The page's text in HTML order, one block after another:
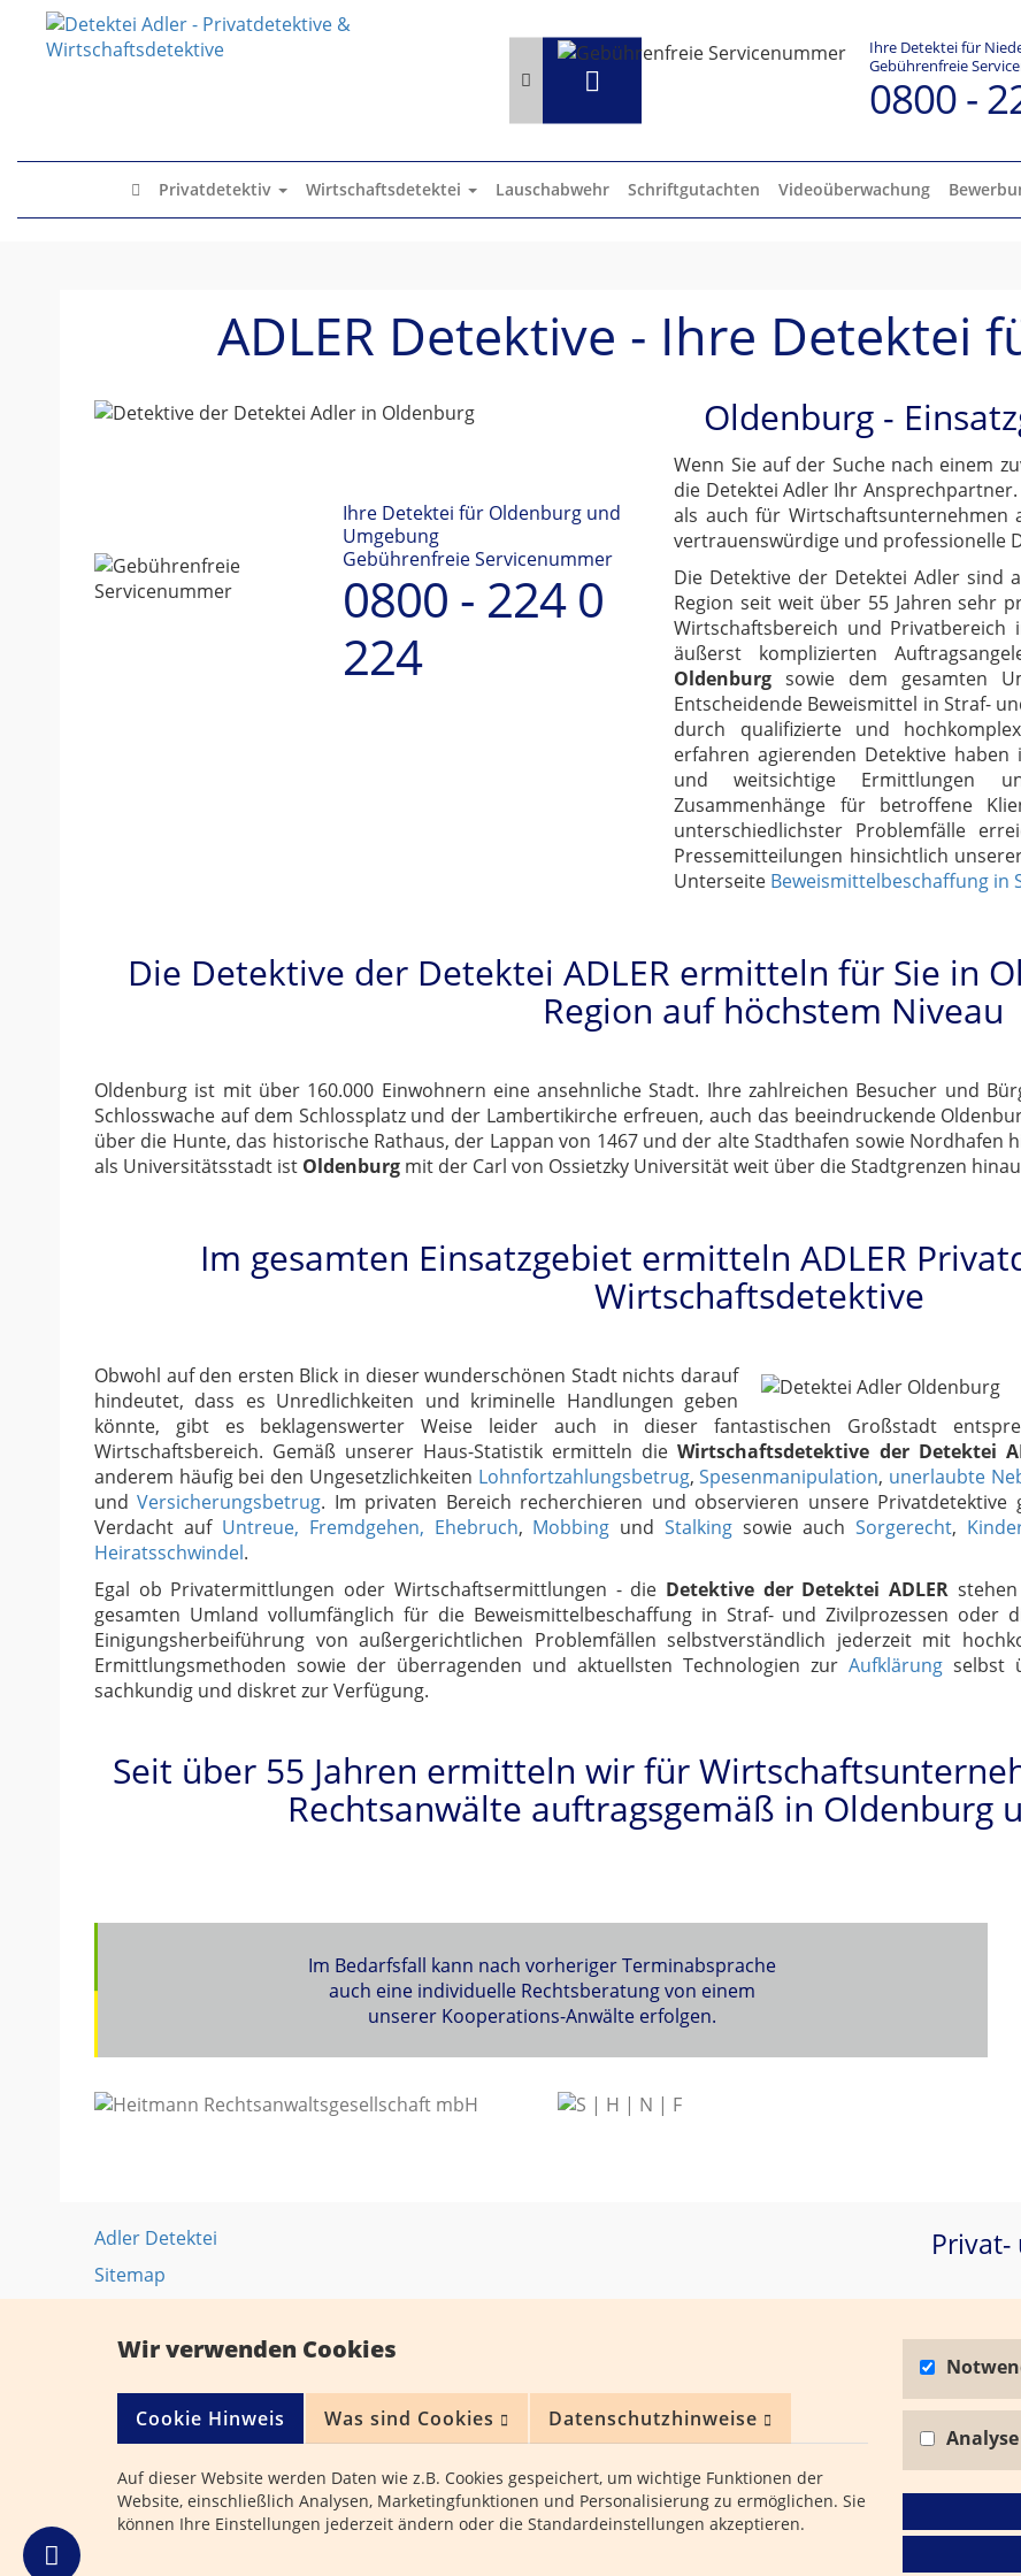
Ihre Detektei für
Gebührenfreie
0800 -
Privatdetektiv Wirtschaftsdetektei Lauschabwehr Schriftgutachten Videoüberwachung
ADLER Detektive - Ihre Detektei
Ihre Detektei für Oldenburg und
Umgebung
Gebührenfreie Servicenummer
0800 - 224 0
224
Oldenburg -
Wenn Sie auf der Suche nach einem
die Detektei Adler Ihr
als auch für Wirtschaftsunternehmen
vertrauenswürdige und professionelle
Die Detektive der Detektei Adler sind
Region seit weit über 55 Jahren sehr
Wirtschaftsbereich und
äußerst komplizierten
Oldenburgsowie dem gesamten
Entscheidende Beweismittel in Straf-
durch qualifizierte und
erfahren agierenden Detektive
und weitsichtige Ermittlungen
Zusammenhänge für betroffene
unterschiedlichster Problemfälle
Pressemitteilungen hinsichtlich
Unterseite Beweismittelbeschaffung in
Die Detektive der Detektei ADLER ermitteln für Sie in
Region auf höchstem Niveau
Oldenburg ist mit über 160.000 Einwohnern eine ansehnliche Stadt. Ihre zahlreichen Besucher und
Schlosswache auf dem Schlossplatz und der Lambertikirche erfreuen, auch das beeindruckende
über die Hunte, das historische Rathaus, der Lappan von 1467 und der alte Stadthafen sowie Nordhafen
als Universitätsstadt ist Oldenburg mit der Carl von Ossietzky Universität weit über die Stadtgrenzen
Im gesamten Einsatzgebiet ermitteln ADLER
Wirtschaftsdetektive
Obwohl auf den ersten Blick in dieser wunderschönen Stadt nichts darauf
hindeutet, dass es Unredlichkeiten und kriminelle Handlungen geben
könnte, gibt es beklagenswerter Weise leider auch in dieser fantastischen Großstadt
Wirtschaftsbereich. Gemäß unserer Haus-Statistik ermitteln dieWirtschaftsdetektive der Detektei
anderem häufig bei den Ungesetzlichkeiten Lohnfortzahlungsbetrug,Spesenmanipulation, unerlaubte
undVersicherungsbetrug. Im privaten Bereich recherchieren und observieren unsere Privatdetektive
Verdacht auf Untreue, Fremdgehen, Ehebruch, Mobbing undStalking sowie auch Sorgerecht,
Heiratsschwindel.
Egal ob Privatermittlungen oder Wirtschaftsermittlungen - die Detektive der Detektei ADLER
gesamten Umland vollumfänglich für die Beweismittelbeschaffung in Straf- und Zivilprozessen oder
Einigungsherbeiführung von außergerichtlichen Problemfällen selbstverständlich jederzeit mit
Ermittlungsmethoden sowie der überragenden und aktuellsten Technologien zur Aufklärung selbst
sachkundig und diskret zur Verfügung.
Seit über 55 Jahren ermitteln wir für
Rechtsanwälte auftragsgemäß in Oldenburg
Im Bedarfsfall kann nach vorheriger Terminabsprache
auch eine individuelle Rechtsberatung von einem
unserer Kooperations-Anwälte erfolgen.
Adler Detektei
Sitemap
Allgemeine rechtliche Hinweise
Datenschutz
© 2026Detektei Auskunftei Adler e.K- über 55 Jahre Adler Detektive.
Wir verwenden Cookies
Cookie Hinweis Was sind Cookies Datenschutzhinweise
Auf dieser Website werden Daten wie z.B. Cookies gespeichert, um wichtige Funktionen der
Website, einschließlich Analysen, Marketingfunktionen und Personalisierung zu ermöglichen. Sie
können Ihre Einstellungen jederzeit ändern oder die Standardeinstellungen akzeptieren.
Analyse